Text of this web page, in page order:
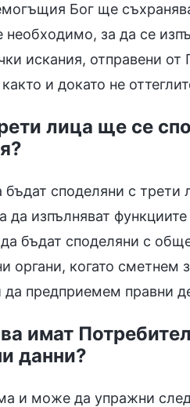
Бог ще
необходимо, за да се
искания, отправени
и докато не
лица ще се
споделяни с трети
да изпълняват
бъдат споделяни с
органи, когато сметнем
предприемем правни
имат
данни?
и може да упражни